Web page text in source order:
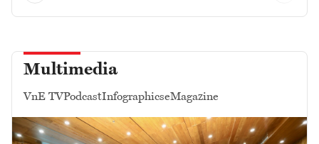
Multimedia
VnE TVPodcastInfographicseMagazine